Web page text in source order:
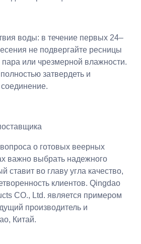
воды: в течение первых 24–
не подвергайте ресницы
или чрезмерной влажности.
затвердеть и
о готовых веерных
важно выбрать надежного
ставит во главу угла качество,
клиентов. Qingdao
CO., Ltd. является примером
производитель и
Китай.